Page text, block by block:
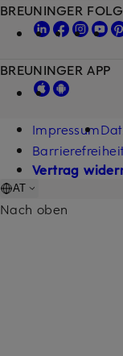
BREUNINGER
BREUNINGER APP
Impressum
Vertrag
AT
Nach oben